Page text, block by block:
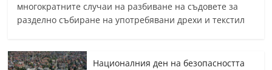
многократните случаи на разбиване на съдовете за
разделно събиране на употребявани дрехи и текстил
Националния ден на безопасността